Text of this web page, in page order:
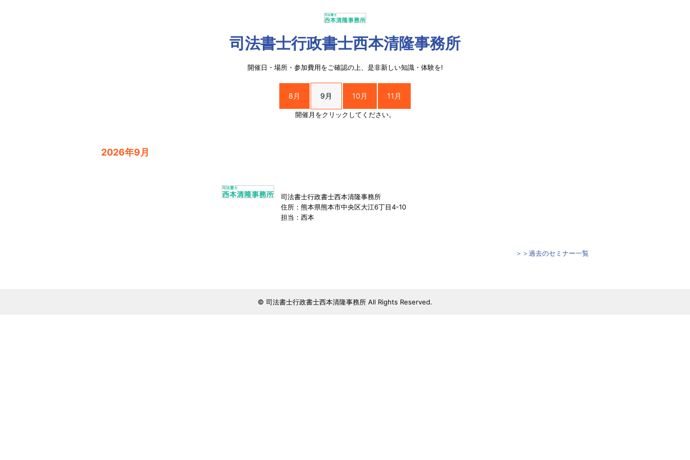
司法書士行政書士西本清隆事務所
開催日・場所・参加費用をご確認の上、是非新しい知識・体験を!
8月 9月 10月 11月
開催月をクリックしてください。
2026年9月
司法書士行政書士西本清隆事務所
住所：熊本県熊本市中央区大江6丁目4-10
担当：西本
＞＞過去のセミナー一覧
© 司法書士行政書士西本清隆事務所 All Rights Reserved.